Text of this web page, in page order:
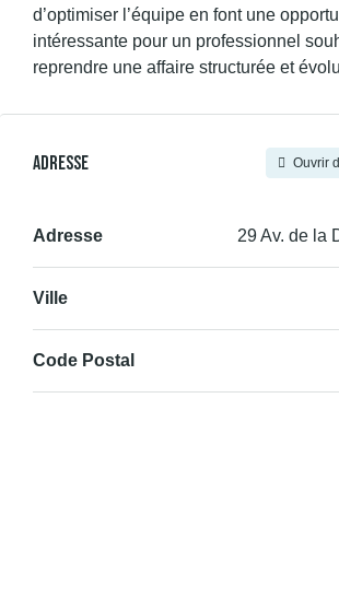
d’optimiser l’équipe en font une
intéressante pour un professionnel
reprendre une affaire structurée et
Adresse Ouvrir
Adresse 29 Av. de la
Ville
Code Postal